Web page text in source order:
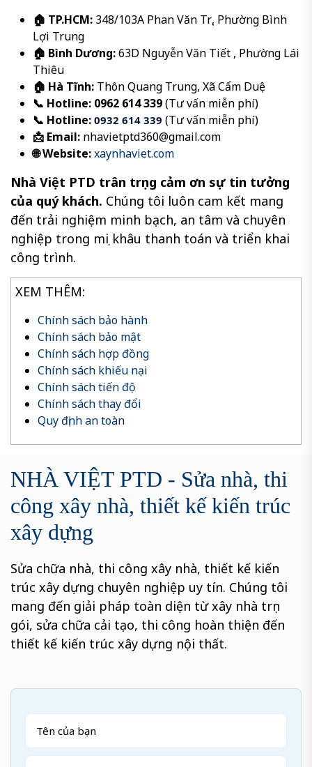
🏠 TP.HCM: 348/103A Phan Văn Trị, Phường Bình
Lợi Trung
🏠 Bình Dương:63D Nguyễn Văn Tiết , Phường Lái
Thiêu
🏠 Hà Tĩnh: Thôn Quang Trung, Xã Cẩm Duệ
📞 Hotline: 0962 614 339(Tư vấn miễn phí)
📞 Hotline: 0932 614 339 (Tư vấn miễn phí)
📩 Email: nhavietptd360@gmail.com
🌐 Website:xaynhaviet.com
Nhà Việt PTD trân trọng cảm ơn sự tin tưởng
của quý khách. Chúng tôi luôn cam kết mang
đến trải nghiệm minh bạch, an tâm và chuyên
nghiệp trong mọi khâu thanh toán và triển khai
công trình.
XEM THÊM:
Chính sách bảo hành
Chính sách bảo mật
Chính sách hợp đồng
Chính sách khiếu nại
Chính sách tiến độ
Chính sách thay đổi
Quy định an toàn
NHÀ VIỆT PTD - Sửa nhà, thi
công xây nhà, thiết kế kiến trúc
xây dựng
Sửa chữa nhà, thi công xây nhà, thiết kế kiến
trúc xây dựng chuyên nghiệp uy tín. Chúng tôi
mang đến giải pháp toàn diện từ xây nhà trọn
gói, sửa chữa cải tạo, thi công hoàn thiện đến
thiết kế kiến trúc xây dựng nội thất.